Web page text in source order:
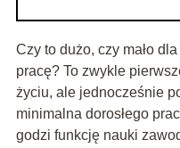
Czy to dużo, czy mało
pracę? To zwykle
życiu, ale jednocześnie
minimalna dorosłego
godzi funkcję nauki